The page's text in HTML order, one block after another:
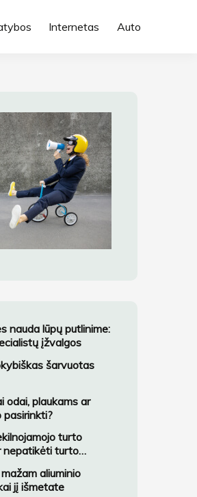
Internetas Auto
nauda lūpų putlinime:
įžvalgos
šarvuotas
odai, plaukams ar
pasirinkti?
turto
nepatikėti turto
aliuminio
jį išmetate